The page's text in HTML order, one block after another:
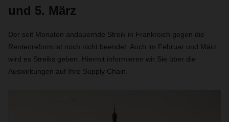
und 5. März
Der seit Monaten andauernde Streik in Frankreich gegen die
Rentenreform ist noch nicht beendet. Auch im Februar und März
wird es Streiks geben. Hiermit informieren wir Sie über die
Auswirkungen auf Ihre Supply Chain